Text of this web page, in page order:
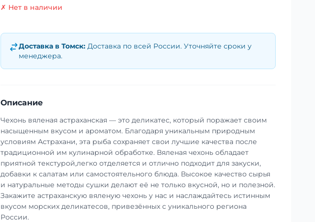
✗ Нет в наличии
Доставка в Томск: Доставка по всей России. Уточняйте сроки у
менеджера.
Описание
Чехонь вяленая астраханская — это деликатес, который поражает своим
насыщенным вкусом и ароматом. Благодаря уникальным природным
условиям Астрахани, эта рыба сохраняет свои лучшие качества после
традиционной им кулинарной обработке. Вяленая чехонь обладает
приятной текстурой,легко отделяется и отлично подходит для закуски,
добавки к салатам или самостоятельного блюда. Высокое качество сырья
и натуральные методы сушки делают её не только вкусной, но и полезной.
Закажите астраханскую вяленую чехонь у нас и наслаждайтесь истинным
вкусом морских деликатесов, привезённых с уникального региона
России.